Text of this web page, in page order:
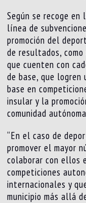
Según se recoge
línea de
promoción del
de resultados,
que cuenten con
de base, que logren
base en
insular y la
comunidad
“En el caso de
promover el mayor
colaborar con ellos
competiciones
internacionales y
municipio más allá